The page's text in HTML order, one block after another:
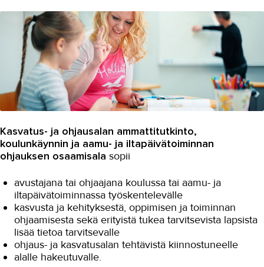
Kasvatus- ja ohjausalan ammattitutkinto,
koulunkäynnin ja aamu- ja iltapäivätoiminnan
ohjauksen osaamisala sopii
avustajana tai ohjaajana koulussa tai aamu- ja
iltapäivätoiminnassa työskentelevälle
kasvusta ja kehityksestä, oppimisen ja toiminnan
ohjaamisesta sekä erityistä tukea tarvitsevista lapsista
lisää tietoa tarvitsevalle
ohjaus- ja kasvatusalan tehtävistä kiinnostuneelle
alalle hakeutuvalle.